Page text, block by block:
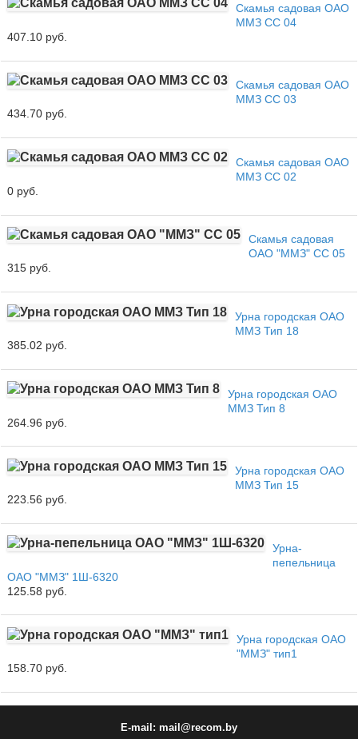
Скамья садовая ОАО
ММЗ СС 04
407.10 руб.
Скамья садовая ОАО
ММЗ СС 03
434.70 руб.
Скамья садовая ОАО
ММЗ СС 02
0 руб.
Скамья садовая
ОАО "ММЗ" СС 05
315 руб.
Урна городская ОАО
ММЗ Тип 18
385.02 руб.
Урна городская ОАО
ММЗ Тип 8
264.96 руб.
Урна городская ОАО
ММЗ Тип 15
223.56 руб.
Урна-
пепельница
ОАО "ММЗ" 1Ш-6320
125.58 руб.
Урна городская ОАО
"ММЗ" тип1
158.70 руб.
E-mail: mail@recom.by